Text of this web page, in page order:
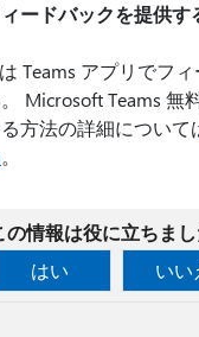
ードバックを提供す
Teams アプリでフ
Microsoft Teams 無
方法の詳細について
。
の情報は役に立ちま
はい
いい